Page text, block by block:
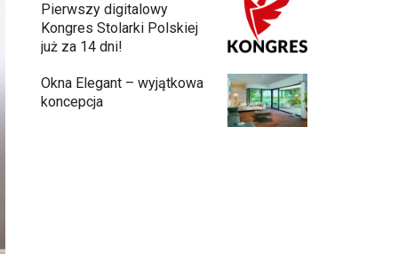
Pierwszy digitalowy
Kongres Stolarki Polskiej
już za 14 dni!
Okna Elegant – wyjątkowa
koncepcja